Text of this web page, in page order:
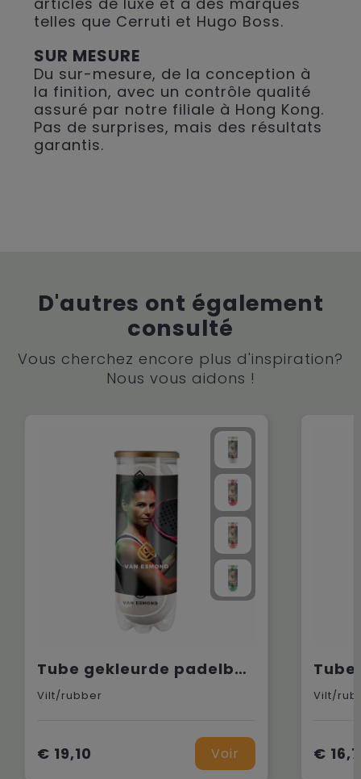
telles que Cerruti et Hugo Boss.
SUR MESURE
Du sur-mesure, de la conception à
la finition, avec un contrôle qualité
assuré par notre filiale à Hong Kong.
Pas de surprises, mais des résultats
garantis.
D'autres ont également
consulté
Vous cherchez encore plus d'inspiration?
Nous vous aidons !
Tube gekleurde padelballen
Vilt/rubber
€ 19,10 Voir
Vilt/
€